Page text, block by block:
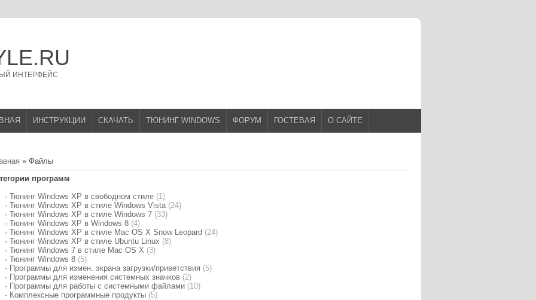
ИНТЕРФЕЙС
ИНСТРУКЦИИ СКАЧАТЬ ТЮНИНГ WINDOWS ФОРУМ ГОСТЕВАЯ О САЙТЕ
» Файлы
программ
Тюнинг Windows XP в свободном стиле (1)
Тюнинг Windows XP в стиле Windows Vista (24)
Тюнинг Windows XP в стиле Windows 7 (33)
Тюнинг Windows XP в Windows 8 (4)
Тюнинг Windows XP в стиле Mac OS X Snow Leopard (24)
Тюнинг Windows XP в стиле Ubuntu Linux (8)
Тюнинг Windows 7 в стиле Mac OS X (3)
Тюнинг Windows 8 (5)
Программы для измен. экрана загрузки/приветствия (5)
Программы для изменения системных значков (2)
Программы для работы с системными файлами (10)
Комплексные программные продукты (5)